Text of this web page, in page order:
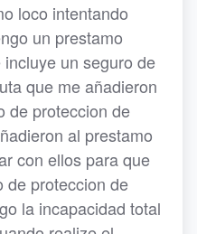
loco intentando
un prestamo
un seguro de
que me añadieron
de proteccion de
al prestamo
con ellos para que
de proteccion de
la incapacidad total